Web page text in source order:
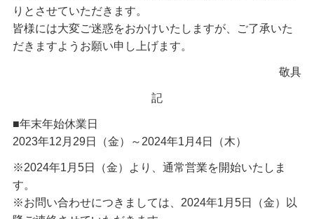
りとさせていただきます。
皆様には大変ご迷惑をおかけいたしますが、ご了承いた
だきますようお願い申し上げます。
敬具
記
■年末年始休業日
2023年12月29日（金）～2024年1月4日（木）
※2024年1月5日（金）より、通常営業を開始いたしま
す。
※お問い合わせにつきましては、2024年1月5日（金）以